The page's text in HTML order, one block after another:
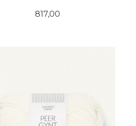
Pris
817,00